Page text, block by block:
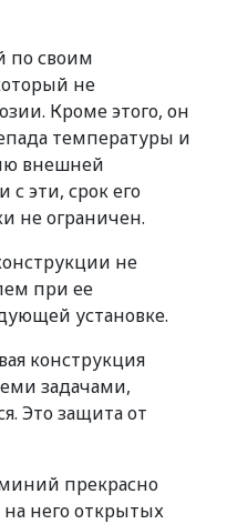
по своим
не
Кроме этого, он
температуры и
внешней
с эти, срок его
не ограничен.
не
при ее
установке.
конструкция
задачами,
Это защита от
прекрасно
него открытых